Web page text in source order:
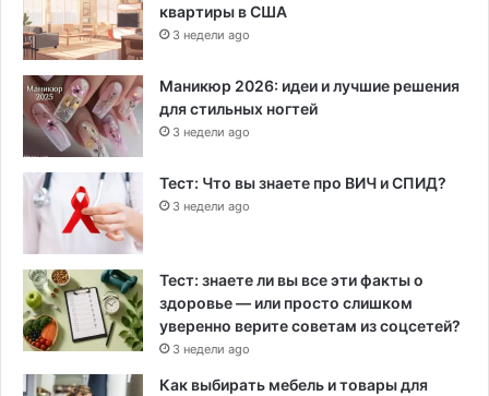
квартиры в США
3 недели ago
Маникюр 2026: идеи и лучшие решения
для стильных ногтей
3 недели ago
Тест: Что вы знаете про ВИЧ и СПИД?
3 недели ago
Тест: знаете ли вы все эти факты о
здоровье — или просто слишком
уверенно верите советам из соцсетей?
3 недели ago
Как выбирать мебель и товары для